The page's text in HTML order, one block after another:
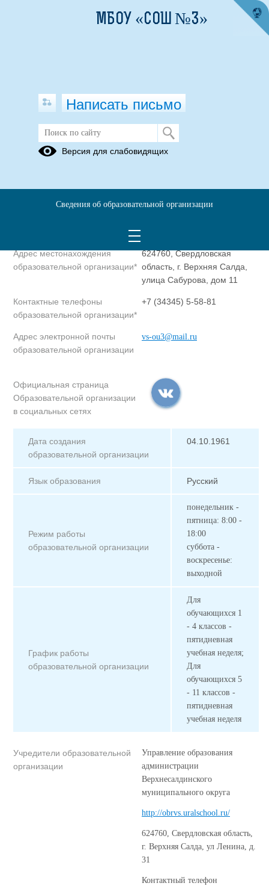
Полное наименование
образовательной организации*
Муниципальное бюджетное
общеобразовательное
образовательной организации*
Адрес местонахождения
образовательной организации*
624760, Свердловская
область, г. Верхняя Салда,
улица Сабурова, дом 11
Контактные телефоны
образовательной организации*
+7 (34345) 5-58-81
Адрес электронной почты
образовательной организации
vs-ou3@mail.ru
Официальная страница
Образовательной организации
в социальных сетях
Дата создания
образовательной организации
04.10.1961
Язык образования Русский
Режим работы
образовательной организации
понедельник -
пятница: 8:00 -
18:00
суббота -
воскресенье:
выходной
График работы
образовательной организации
Для
обучающихся 1
- 4 классов -
пятидневная
учебная неделя;
Для
обучающихся 5
- 11 классов -
пятидневная
учебная неделя
Учредители образовательной
организации
Управление образования
администрации
Верхнесалдинского
муниципального округа
http://obrvs.uralschool.ru/
624760, Свердловская область,
г. Верхняя Салда, ул Ленина, д.
31
Контактный телефон
МБОУ «СОШ №3»
Написать письмо
Версия для слабовидящих
Сведения об образовательной организации